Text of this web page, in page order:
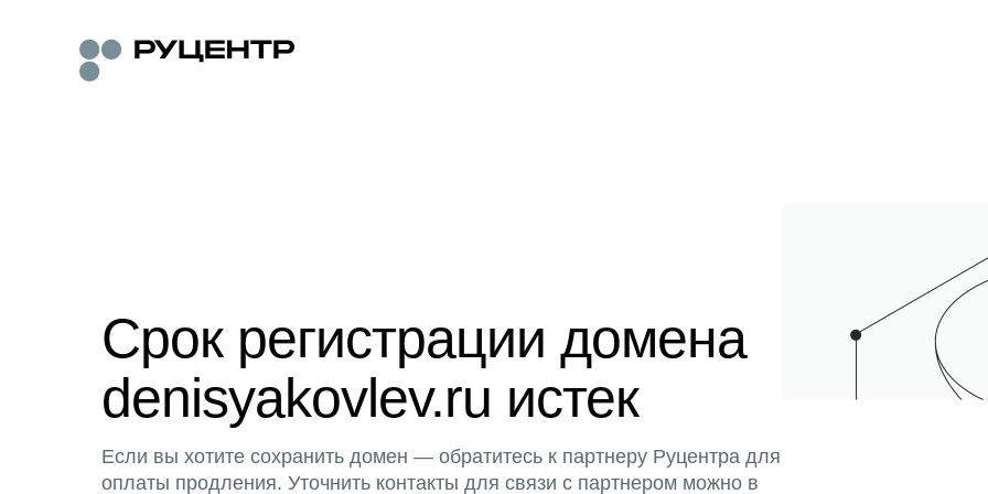
Срок регистрации домена
denisyakovlev.ru истек
Если вы хотите сохранить домен — обратитесь к партнеру Руцентра для
оплаты продления. Уточнить контакты для связи с партнером можно в